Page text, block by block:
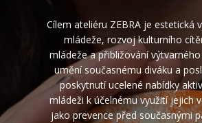
Cílem ateliéru ZEBRA je estetická
mládeže, rozvoj kulturního
mládeže a přibližování
umění současnému diváku a
poskytnutí ucelené nabídky
mládeži k účelnému využití jejich
jako prevence před současnými